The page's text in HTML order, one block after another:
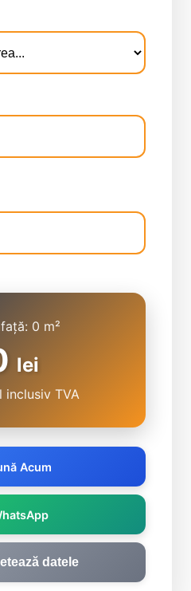
0 m²
lei
inclusiv TVA
Acum
datele